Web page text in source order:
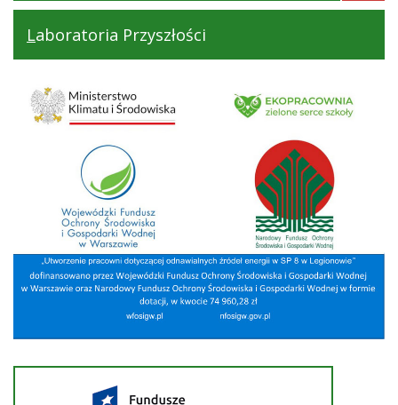
Laboratoria Przyszłości
Ekopracownia
Projekt